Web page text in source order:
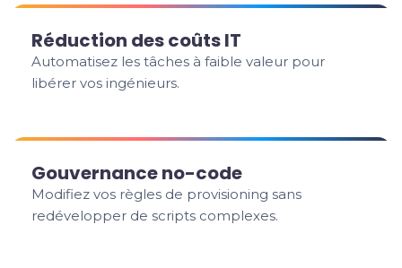
Réduction des coûts IT
Automatisez les tâches à faible valeur pour
libérer vos ingénieurs.
Gouvernance no-code
Modifiez vos règles de provisioning sans
redévelopper de scripts complexes.